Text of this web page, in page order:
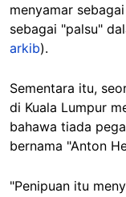
menyamar
sebagai "palsu"
arkib).
Sementara itu,
di Kuala Lumpur
bahawa tiada
bernama "Anton
"Penipuan itu